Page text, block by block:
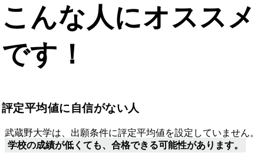
こんな人にオススメ
です！
評定平均値に自信がない人
武蔵野大学は、出願条件に評定平均値を設定していません。
学校の成績が低くても、合格できる可能性があります。